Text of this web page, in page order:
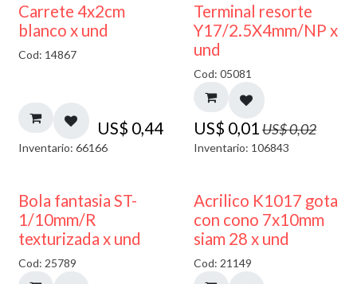
Carrete 4x2cm
blanco x und
Cod: 14867
US$ 0,44
Inventario: 66166
50% DESCUENTO
Terminal resorte
Y17/2.5X4mm/NP x
und
Cod: 05081
US$ 0,01US$0,02
Inventario: 106843
Bola fantasia ST-
1/10mm/R
texturizada x und
Cod: 25789
Acrilico K1017 gota
con cono 7x10mm
siam 28 x und
Cod: 21149